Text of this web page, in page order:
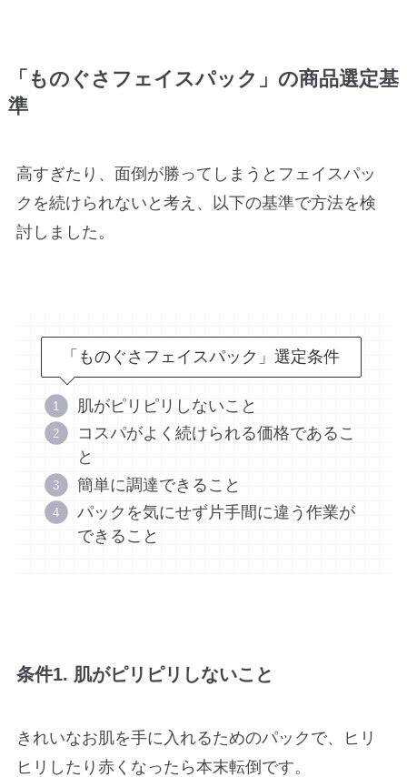
「ものぐさフェイスパック」の商品選定基
準
高すぎたり、面倒が勝ってしまうとフェイスパッ
クを続けられないと考え、以下の基準で方法を検
討しました。
「ものぐさフェイスパック」選定条件
肌がピリピリしないこと
コスパがよく続けられる価格であるこ
と
簡単に調達できること
パックを気にせず片手間に違う作業が
できること
条件1. 肌がピリピリしないこと
きれいなお肌を手に入れるためのパックで、ヒリ
ヒリしたり赤くなったら本末転倒です。